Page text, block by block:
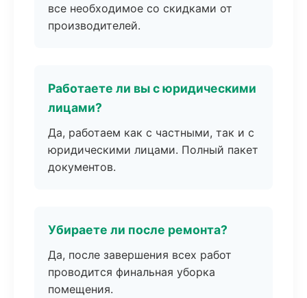
все необходимое со скидками от
производителей.
Работаете ли вы с юридическими
лицами?
Да, работаем как с частными, так и с
юридическими лицами. Полный пакет
документов.
Убираете ли после ремонта?
Да, после завершения всех работ
проводится финальная уборка
помещения.